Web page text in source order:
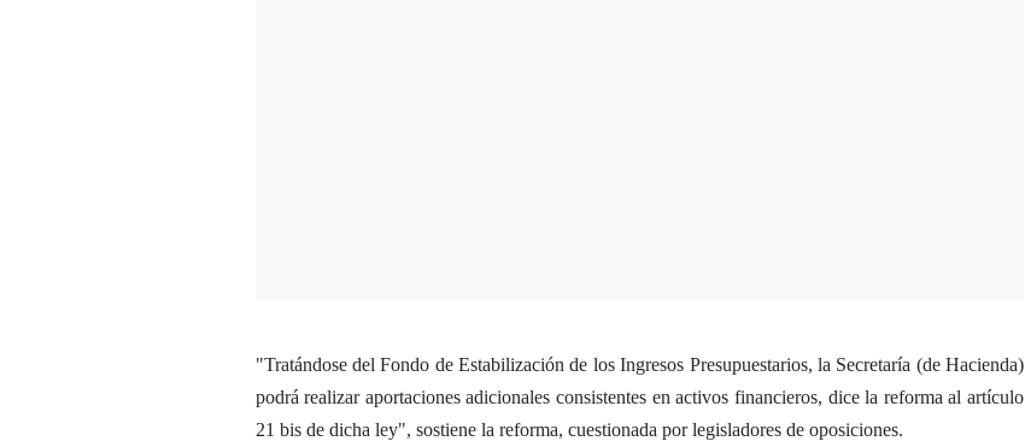
"Tratándose del Fondo de Estabilización de los Ingresos Presupuestarios, la Secretaría (de Hacienda)
podrá realizar aportaciones adicionales consistentes en activos financieros, dice la reforma al artículo
21 bis de dicha ley", sostiene la reforma, cuestionada por legisladores de oposiciones.